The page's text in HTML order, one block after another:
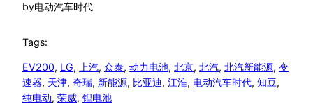
by电动汽车时代
Tags:
EV200, LG, 上汽, 众泰, 动力电池, 北京, 北汽, 北汽新能源, 变
速器, 天津, 奇瑞, 新能源, 比亚迪, 江淮, 电动汽车时代, 知豆
纯电动, 荣威, 锂电池